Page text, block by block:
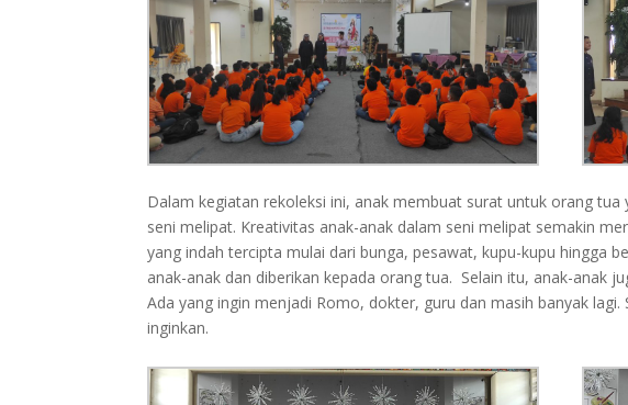
Dalam kegiatan rekoleksi ini, anak membuat surat untuk orang
seni melipat. Kreativitas anak-anak dalam seni melipat semakin
yang indah tercipta mulai dari bunga, pesawat, kupu-kupu hingga
anak-anak dan diberikan kepada orang tua. Selain itu, anak-anak
Ada yang ingin menjadi Romo, dokter, guru dan masih banyak
inginkan.